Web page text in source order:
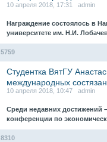
10 апреля 2018, 17:31 admin
Награждение состоялось в
университете им. Н.И.
5759
Студентка ВятГУ
международных
10 апреля 2018, 10:47 admin
Среди недавних достижений
конференции по
8310